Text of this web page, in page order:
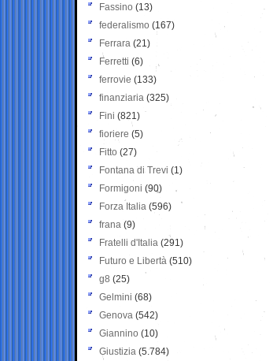
Fassino (13)
federalismo (167)
Ferrara (21)
Ferretti (6)
ferrovie (133)
finanziaria (325)
Fini (821)
fioriere (5)
Fitto (27)
Fontana di Trevi (1)
Formigoni (90)
Forza Italia (596)
frana (9)
Fratelli d'Italia (291)
Futuro e Libertà (510)
g8 (25)
Gelmini (68)
Genova (542)
Giannino (10)
Giustizia (5.784)